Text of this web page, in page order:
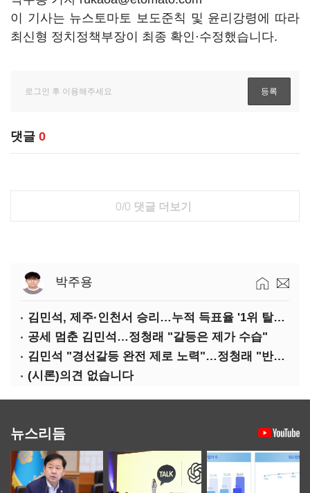
이 기사는 뉴스토마토 보도준칙 및 윤리강령에 따라
최신형 정치정책부장이 최종 확인·수정했습니다.
댓글 0
0/0 댓글 더보기
박주용
김민석, 제주·인천서 승리…누적 득표율 '1위 탈환'(종합)
공세 멈춘 김민석…정청래 "갈등은 제가 수습"
김민석 "경선갈등 완전 제로 노력"…정청래 "반명 공세 사과부터"
(시론)의견 없습니다
뉴스리듬